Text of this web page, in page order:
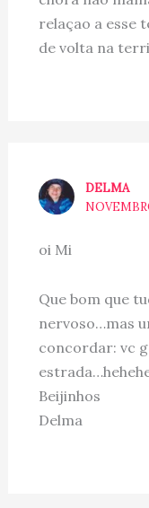
relaçao a esse
de volta na
DELMA
oi Mi
Que bom que
nervoso…mas
concordar: vc
Beijinhos
Delma